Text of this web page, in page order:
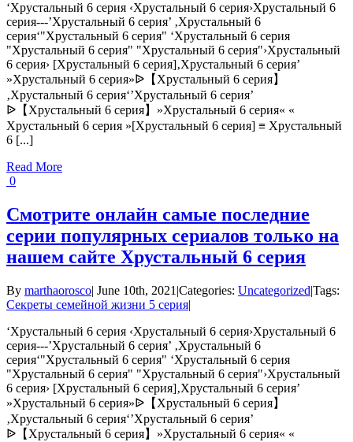
‘Хрустальный 6 серия ‹Хрустальный 6 серия›Хрустальный 6
серия---’Хрустальный 6 серия’ ‚Хрустальный 6
серия‘"Хрустальный 6 серия" ‘Хрустальный 6 серия
"Хрустальный 6 серия" "Хрустальный 6 серия"›Хрустальный
6 серия› [Хрустальный 6 серия]‚Хрустальный 6 серия’
»Хрустальный 6 серия»ᐉ【Хрустальный 6 серия】
‚Хрустальный 6 серия‘’Хрустальный 6 серия’
ᐉ【Хрустальный 6 серия】»Хрустальный 6 серия« «
Хрустальный 6 серия »[Хрустальный 6 серия] ≡ Хрустальный
6 [...]
Read More
0
Смотрите онлайн самые последние
серии популярных сериалов только на
нашем сайте Хрустальный 6 серия
By marthaorosco| June 10th, 2021 |Categories: Uncategorized|Tags:
Секреты семейной жизни 5 серия|
‘Хрустальный 6 серия ‹Хрустальный 6 серия›Хрустальный 6
серия---’Хрустальный 6 серия’ ‚Хрустальный 6
серия‘"Хрустальный 6 серия" ‘Хрустальный 6 серия
"Хрустальный 6 серия" "Хрустальный 6 серия"›Хрустальный
6 серия› [Хрустальный 6 серия]‚Хрустальный 6 серия’
»Хрустальный 6 серия»ᐉ【Хрустальный 6 серия】
‚Хрустальный 6 серия‘’Хрустальный 6 серия’
ᐉ【Хрустальный 6 серия】»Хрустальный 6 серия« «